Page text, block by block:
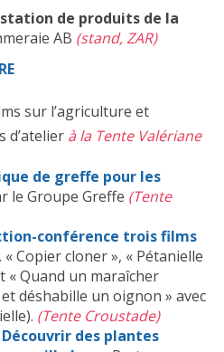
de produits de la
AB (stand, ZAR)
sur l’agriculture et
d’atelier à la Tente Valériane
de greffe pour les
le Groupe Greffe (Tente
conférence trois films
. « Copier cloner », « Pétanielle
« Quand un maraîcher
déshabille un oignon » avec
(Tente Croustade)
Découvrir des plantes